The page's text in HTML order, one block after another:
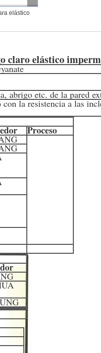
elástico
claro elástico
abrigo etc. de la pared
la resistencia a las
Proceso